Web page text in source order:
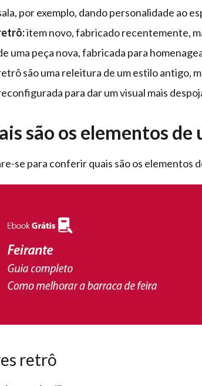
por exemplo, dando personalidade ao
item novo, fabricado recentemente,
uma peça nova, fabricada para
são uma releitura de um estilo antigo,
para dar um visual mais
são os elementos
se para conferir quais são os elementos
retrô